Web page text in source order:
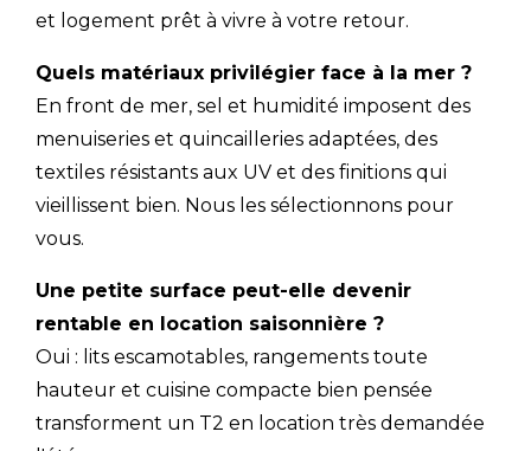
et logement prêt à vivre à votre retour.
Quels matériaux privilégier face à la mer ?
En front de mer, sel et humidité imposent des
menuiseries et quincailleries adaptées, des
textiles résistants aux UV et des finitions qui
vieillissent bien. Nous les sélectionnons pour
vous.
Une petite surface peut-elle devenir
rentable en location saisonnière ?
Oui : lits escamotables, rangements toute
hauteur et cuisine compacte bien pensée
transforment un T2 en location très demandée